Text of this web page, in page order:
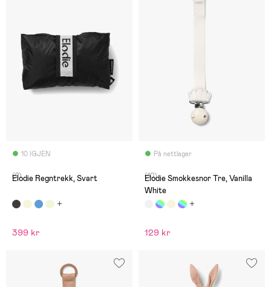
10 IGJEN
(2)
Elodie Regntrekk, Svart
399 kr
På nettlager
(10)
Elodie Smokkesnor Tre, Vanilla
White
129 kr